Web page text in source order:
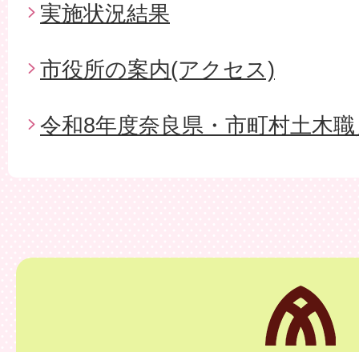
実施状況結果
市役所の案内(アクセス)
令和8年度奈良県・市町村土木